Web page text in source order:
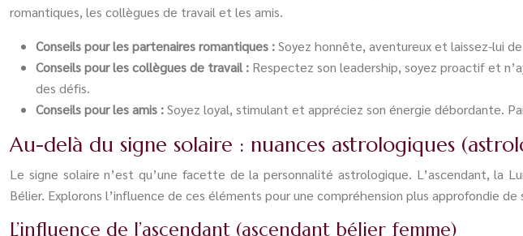
romantiques, les collègues de travail et les amis.
Conseils pour les partenaires romantiques :Soyez honnête, aventureux et laissez-lui
Conseils pour les collègues de travail : Respectez son leadership, soyez proactif et
des défis.
Conseils pour les amis :Soyez loyal, stimulant et appréciez son énergie débordante.
Au-delà du signe solaire : nuances astrologiques
Le signe solaire n’est qu’une facette de la personnalité astrologique. L’ascendant,
Bélier. Explorons l’influence de ces éléments pour une compréhension plus approfondie
L’influence de l’ascendant (ascendant bélier femme)